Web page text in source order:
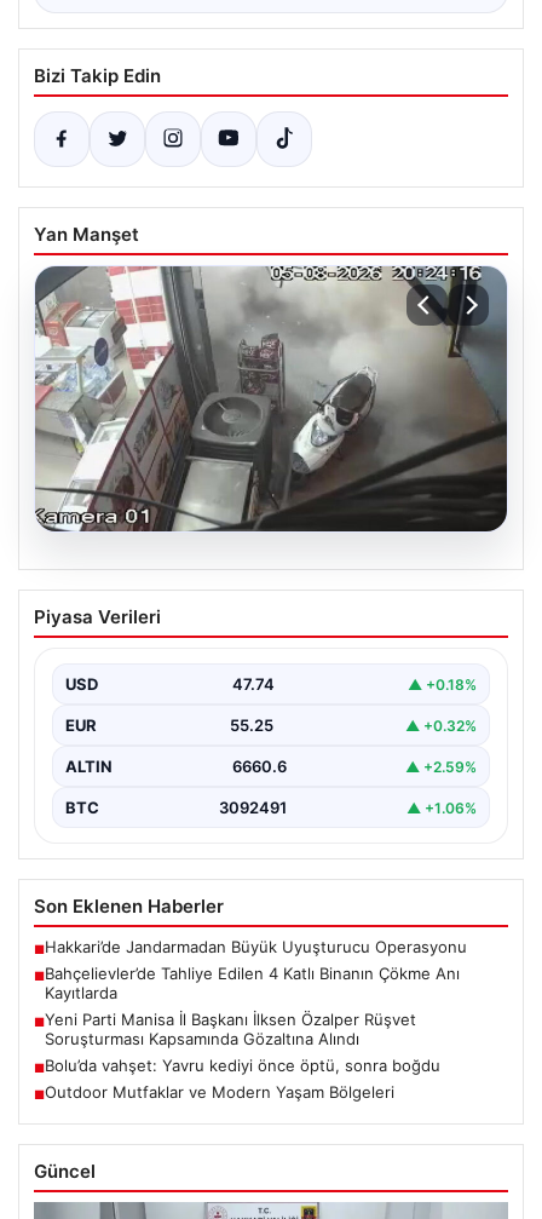
Bizi Takip Edin
Yan Manşet
06.08.2026
Bahçelievler’de Tahliye Edilen 4 Katlı
Binanın Çökme Anı Kayıtlarda
endişe verici sesler sonrası gece saatlerinde tahliye
edilen dört…
Piyasa Verileri
USD 47.74 ▲ +0.18%
EUR 55.25 ▲ +0.32%
ALTIN 6660.6 ▲ +2.59%
BTC 3092491 ▲ +1.06%
Son Eklenen Haberler
■Hakkari’de Jandarmadan Büyük Uyuşturucu Operasyonu
■Bahçelievler’de Tahliye Edilen 4 Katlı Binanın Çökme Anı
Kayıtlarda
■Yeni Parti Manisa İl Başkanı İlksen Özalper Rüşvet
Soruşturması Kapsamında Gözaltına Alındı
■Bolu’da vahşet: Yavru kediyi önce öptü, sonra boğdu
■Outdoor Mutfaklar ve Modern Yaşam Bölgeleri
Güncel